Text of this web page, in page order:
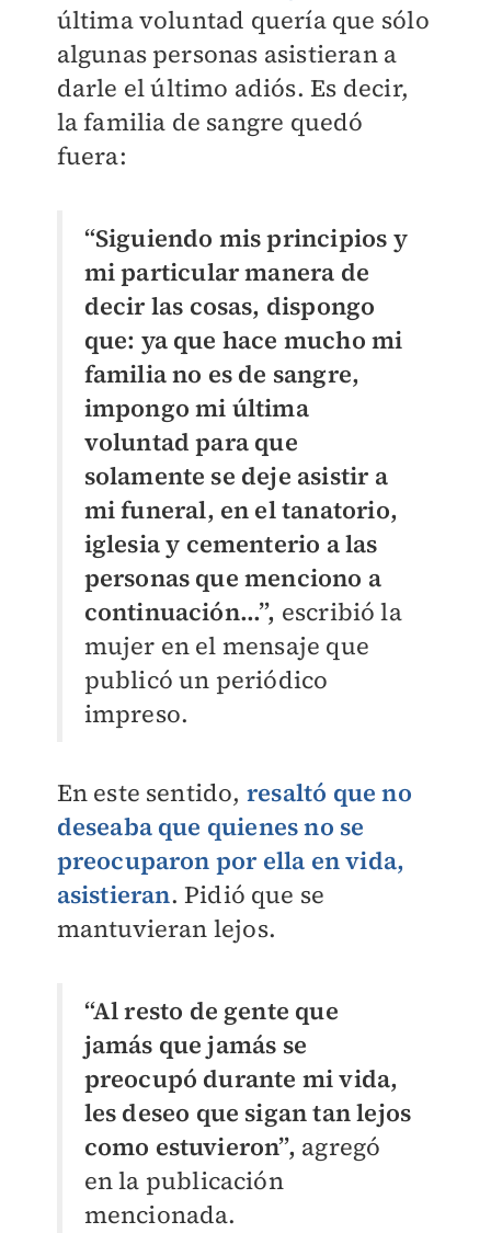
última voluntad quería que sólo
algunas personas asistieran a
darle el último adiós. Es decir,
la familia de sangre quedó
fuera:
“Siguiendo mis principios y
mi particular manera de
decir las cosas, dispongo
que: ya que hace mucho mi
familia no es de sangre,
impongo mi última
voluntad para que
solamente se deje asistir a
mi funeral, en el tanatorio,
iglesia y cementerio a las
personas que menciono a
continuación…”, escribió la
mujer en el mensaje que
publicó un periódico
impreso.
En este sentido, resaltó que no
deseaba que quienes no se
preocuparon por ella en vida,
asistieran. Pidió que se
mantuvieran lejos.
“Al resto de gente que
jamás que jamás se
preocupó durante mi vida,
les deseo que sigan tan lejos
como estuvieron”, agregó
en la publicación
mencionada.